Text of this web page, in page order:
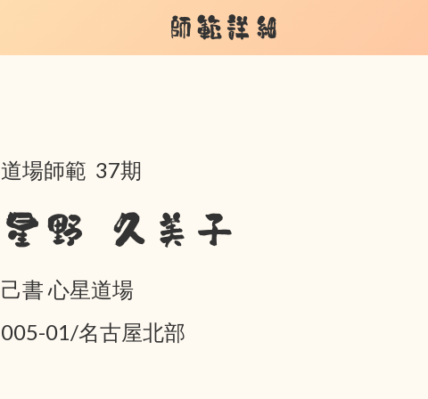
師範詳細
道場師範 37期
星野 久美子
己書 心星道場
005-01/名古屋北部